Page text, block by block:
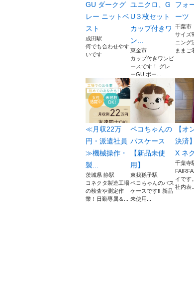
GU ダークグ
レー ニットベ
スト
成田駅
何でも合わせやす
いです
ユニクロ、G
U３枚セット
カップ付きワ
ン...
東金市
カップ付きワンピ
ースです！ グレ
ーGU ボー...
フォ
ーツ
千葉市
サイズ
ニング
ままご
≪月収22万
円・派遣社員
≫機械操作・
製...
茨城県 静駅
コネクタ製造工場
の検査や測定作
業！日勤専属＆...
ペコちゃんの
パスケース
【新品未使
用】
東我孫子駅
ペコちゃんのパス
ケースです‼️ 新品
未使用...
【オ
決済
X ネク
千葉寺
イです
社内表...